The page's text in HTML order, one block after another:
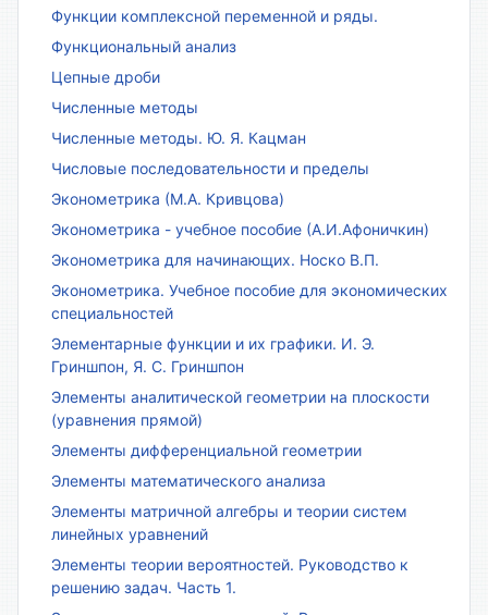
Функции комплексной переменной и ряды.
Функциональный анализ
Цепные дроби
Численные методы
Численные методы. Ю. Я. Кацман
Числовые последовательности и пределы
Эконометрика (М.А. Кривцова)
Эконометрика - учебное пособие (А.И.Афоничкин)
Эконометрика для начинающих. Носко В.П.
Эконометрика. Учебное пособие для экономических
специальностей
Элементарные функции и их графики. И. Э.
Гриншпон, Я. С. Гриншпон
Элементы аналитической геометрии на плоскости
(уравнения прямой)
Элементы дифференциальной геометрии
Элементы математического анализа
Элементы матричной алгебры и теории систем
линейных уравнений
Элементы теории вероятностей. Руководство к
решению задач. Часть 1.